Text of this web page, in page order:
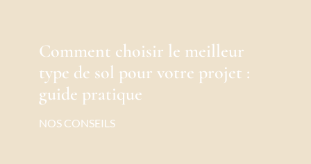
Comment choisir le meilleur
type de sol pour votre projet :
guide pratique
NOS CONSEILS